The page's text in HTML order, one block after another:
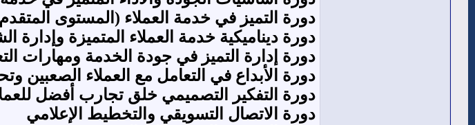
دورة التميز في خدمة العملاء (المستوى
‏دورة ديناميكية خدمة العملاء المتميزة وإدارة
دورة إدارة التميز في جودة الخدمة ومهارات
دورة الأبداع في التعامل مع العملاء الصعبين
‏دورة التفكير التصميمي خلق تجارب أفضل
دورة الاتصال التسويقي والتخطيط الإعلامي